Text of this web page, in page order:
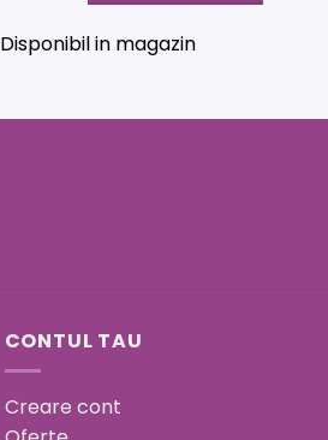
Disponibil in magazin
CONTUL TAU
Creare cont